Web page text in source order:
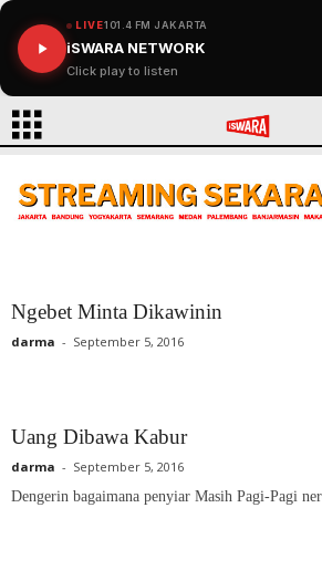
LIVE101.4 FM JAKARTA
iSWARA NETWORK
Click play to listen
Ngebet Minta Dikawinin
darma - September 5, 2016
Uang Dibawa Kabur
darma - September 5, 2016
Dengerin bagaimana penyiar Masih Pagi-Pagi